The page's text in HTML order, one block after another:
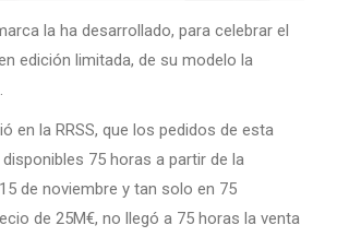
la ha desarrollado, para celebrar el
edición limitada, de su modelo la
en la RRSS, que los pedidos de esta
75 horas a partir de la
de noviembre y tan solo en 75
de 25M€, no llegó a 75 horas la venta